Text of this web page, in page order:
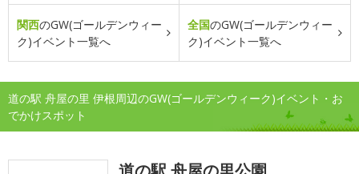
関西のGW(ゴールデンウィー
ク)イベント一覧へ
全国のGW(ゴールデンウィー
ク)イベント一覧へ
道の駅 舟屋の里 伊根周辺のGW(ゴールデンウィーク)イベント・お
でかけスポット